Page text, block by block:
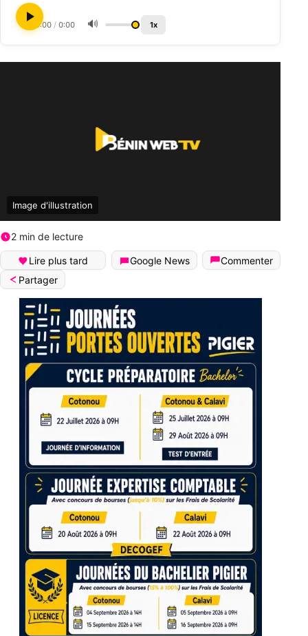
0:00 / 0:00 🔊 1x
Image d'illustration
2 min de lecture
Lire plus tard Google News
Commenter
Partager